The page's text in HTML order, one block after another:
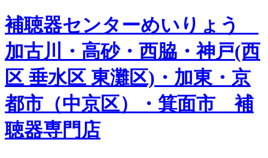
補聴器センターめいりょう
加古川・高砂・西脇・神戸(西
区 垂水区 東灘区)・加東・京
都市（中京区）・箕面市 補
聴器専門店